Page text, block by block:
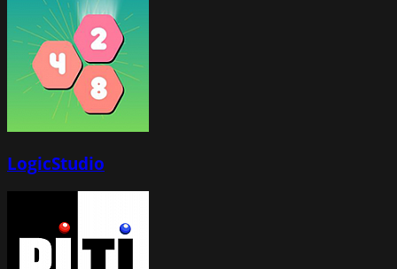
LogicStudio